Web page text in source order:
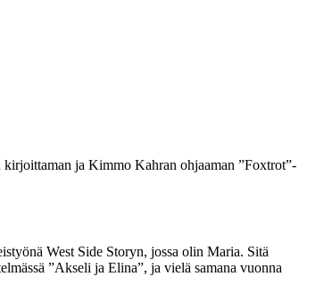
kirjoittaman ja Kimmo Kahran ohjaaman ”Foxtrot”-
West Side Storyn, jossa olin Maria. Sitä
”Akseli ja Elina”, ja vielä samana vuonna